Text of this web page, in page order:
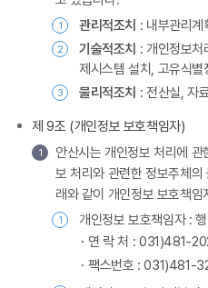
1 관리적조치 : 내부관리계
2 기술적조치 : 개인정보
제시스템 설치, 고유식별
3 물리적조치 : 전산실, 자
제 9조 (개인정보 보호책임자)
1
안산시는 개인정보 처리에
보 처리와 관련한 정보주체
래와 같이 개인정보 보호책
1
개인정보 보호책임자 :
연 락 처 : 031)481-
팩스번호 : 031)481-